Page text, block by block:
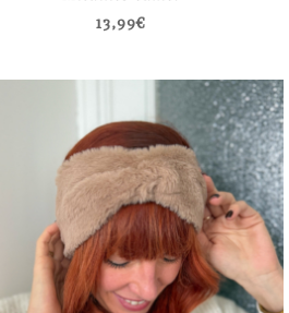
13,99€